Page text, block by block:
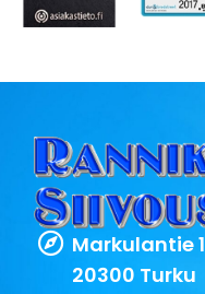
Markulantie 1
20300 Turku